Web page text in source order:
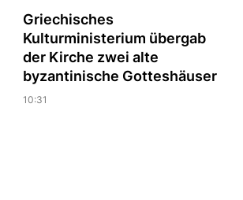
Griechisches
Kulturministerium übergab
der Kirche zwei alte
byzantinische Gotteshäuser
10:31